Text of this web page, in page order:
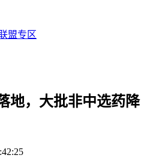
盟专区
地，大批非中选药降